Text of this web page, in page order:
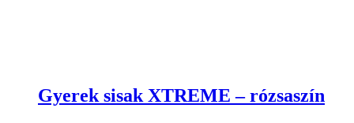
Gyerek sisak XTREME – rózsaszín